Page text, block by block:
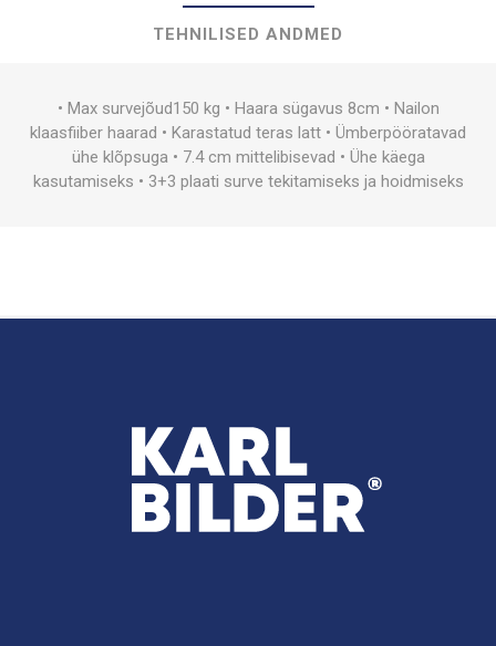
TEHNILISED ANDMED
• Max survejõud150 kg • Haara sügavus 8cm • Nailon
klaasfiiber haarad • Karastatud teras latt • Ümberpööratavad
ühe klõpsuga • 7.4 cm mittelibisevad • Ühe käega
kasutamiseks • 3+3 plaati surve tekitamiseks ja hoidmiseks